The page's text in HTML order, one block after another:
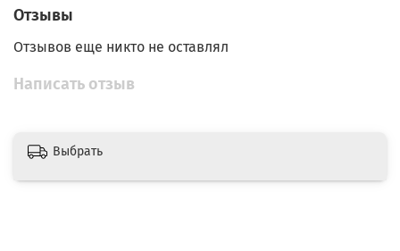
Отзывы
Отзывов еще никто не оставлял
Написать отзыв
Выбрать